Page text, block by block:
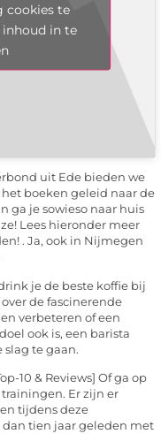
cookies te
inhoud in te
uit Ede bieden we
boeken geleid naar de
ga je sowieso naar huis
Lees hieronder meer
. Ja, ook in Nijmegen
je de beste koffie bij
de fascinerende
verbeteren of een
ook is, een barista
slag te gaan.
10 & Reviews] Of ga op
Er zijn er
tijdens deze
dan tien jaar geleden met